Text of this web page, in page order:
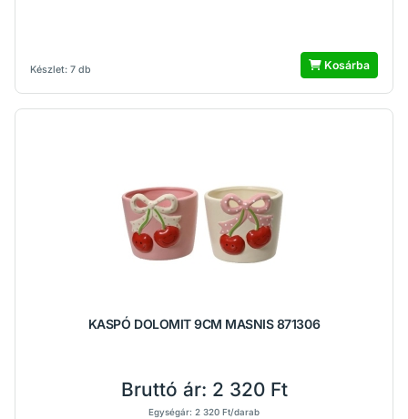
Készlet: 7 db Kosárba
KASPÓ DOLOMIT 9CM MASNIS 871306
Bruttó ár: 2 320 Ft
Egységár: 2 320 Ft/darab